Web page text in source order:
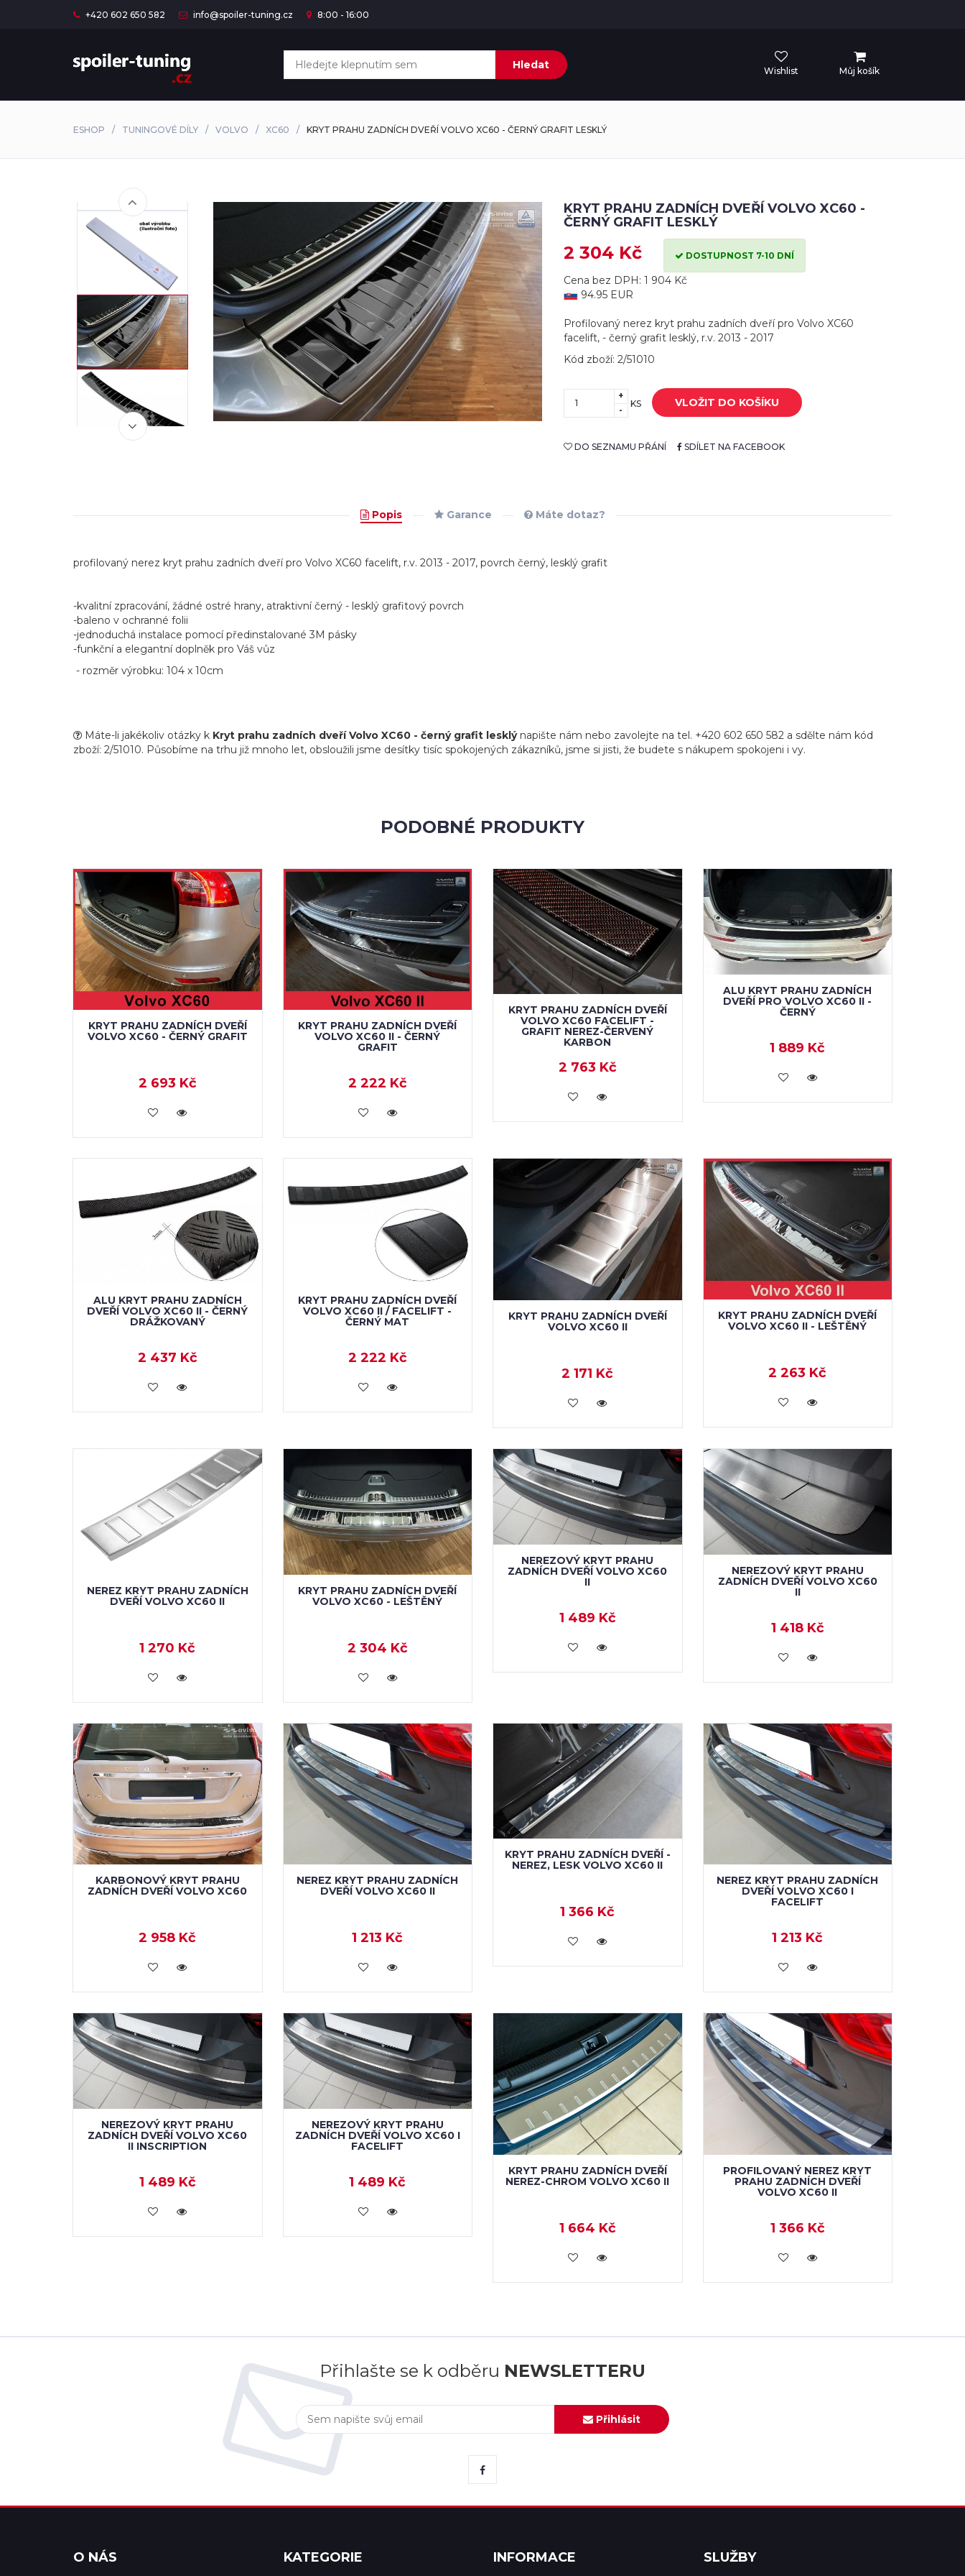
+420 602 650 582 info@spoiler-tuning.cz 8:00 - 16:00
Hledat Wishlist Můj košík
ESHOP TUNINGOVÉ DÍLY VOLVO XC60 KRYT PRAHU ZADNÍCH DVEŘÍ VOLVO XC60 - ČERNÝ GRAFIT LESKLÝ
KRYT PRAHU ZADNÍCH DVEŘÍ VOLVO XC60 -
ČERNÝ GRAFIT LESKLÝ
2 304 Kč DOSTUPNOST 7-10 DNÍ
Cena bez DPH: 1 904 Kč
94.95 EUR
Profilovaný nerez kryt prahu zadních dveří pro Volvo XC60
facelift, - černý grafit lesklý, r.v. 2013 - 2017
Kód zboží: 2/51010
+
-
KS VLOŽIT DO KOŠÍKU
DO SEZNAMU PŘÁNÍ SDÍLET NA FACEBOOK
Popis Garance Máte dotaz?
profilovaný nerez kryt prahu zadních dveří pro Volvo XC60 facelift, r.v. 2013 - 2017, povrch černý, lesklý grafit
-kvalitní zpracování, žádné ostré hrany, atraktivní černý - lesklý grafitový povrch
-baleno v ochranné folii
-jednoduchá instalace pomocí předinstalované 3M pásky
-funkční a elegantní doplněk pro Váš vůz
- rozměr výrobku: 104 x 10cm
Máte-li jakékoliv otázky k Kryt prahu zadních dveří Volvo XC60 - černý grafit lesklýnapište nám nebo zavolejte na tel. +420 602 650 582 a sdělte nám kód
zboží: 2/51010. Působíme na trhu již mnoho let, obsloužili jsme desítky tisíc spokojených zákazníků, jsme si jisti, že budete s nákupem spokojeni i vy.
PODOBNÉ PRODUKTY
KRYT PRAHU ZADNÍCH DVEŘÍ
VOLVO XC60 - ČERNÝ GRAFIT
2 693 Kč
KOUPIT
KRYT PRAHU ZADNÍCH DVEŘÍ
VOLVO XC60 II - ČERNÝ
GRAFIT
2 222 Kč
KOUPIT
KRYT PRAHU ZADNÍCH DVEŘÍ
VOLVO XC60 FACELIFT -
GRAFIT NEREZ-ČERVENÝ
KARBON
2 763 Kč
KOUPIT
ALU KRYT PRAHU ZADNÍCH
DVEŘÍ PRO VOLVO XC60 II -
ČERNÝ
1 889 Kč
KOUPIT
ALU KRYT PRAHU ZADNÍCH
DVEŘÍ VOLVO XC60 II - ČERNÝ
DRÁŽKOVANÝ
2 437 Kč
KOUPIT
KRYT PRAHU ZADNÍCH DVEŘÍ
VOLVO XC60 II / FACELIFT -
ČERNÝ MAT
2 222 Kč
KOUPIT
KRYT PRAHU ZADNÍCH DVEŘÍ
VOLVO XC60 II
2 171 Kč
KOUPIT
KRYT PRAHU ZADNÍCH DVEŘÍ
VOLVO XC60 II - LEŠTĚNÝ
2 263 Kč
KOUPIT
NEREZ KRYT PRAHU ZADNÍCH
DVEŘÍ VOLVO XC60 II
1 270 Kč
KOUPIT
KRYT PRAHU ZADNÍCH DVEŘÍ
VOLVO XC60 - LEŠTĚNÝ
2 304 Kč
KOUPIT
NEREZOVÝ KRYT PRAHU
ZADNÍCH DVEŘÍ VOLVO XC60
II
1 489 Kč
KOUPIT
NEREZOVÝ KRYT PRAHU
ZADNÍCH DVEŘÍ VOLVO XC60
II
1 418 Kč
KOUPIT
KARBONOVÝ KRYT PRAHU
ZADNÍCH DVEŘÍ VOLVO XC60
2 958 Kč
KOUPIT
NEREZ KRYT PRAHU ZADNÍCH
DVEŘÍ VOLVO XC60 II
1 213 Kč
KOUPIT
KRYT PRAHU ZADNÍCH DVEŘÍ -
NEREZ, LESK VOLVO XC60 II
1 366 Kč
KOUPIT
NEREZ KRYT PRAHU ZADNÍCH
DVEŘÍ VOLVO XC60 I
FACELIFT
1 213 Kč
KOUPIT
NEREZOVÝ KRYT PRAHU
ZADNÍCH DVEŘÍ VOLVO XC60
II INSCRIPTION
1 489 Kč
KOUPIT
NEREZOVÝ KRYT PRAHU
ZADNÍCH DVEŘÍ VOLVO XC60 I
FACELIFT
1 489 Kč
KOUPIT
KRYT PRAHU ZADNÍCH DVEŘÍ
NEREZ-CHROM VOLVO XC60 II
1 664 Kč
KOUPIT
PROFILOVANÝ NEREZ KRYT
PRAHU ZADNÍCH DVEŘÍ
VOLVO XC60 II
1 366 Kč
KOUPIT
Přihlašte se k odběru NEWSLETTERU
Přihlásit
O NÁS KATEGORIE INFORMACE SLUŽBY